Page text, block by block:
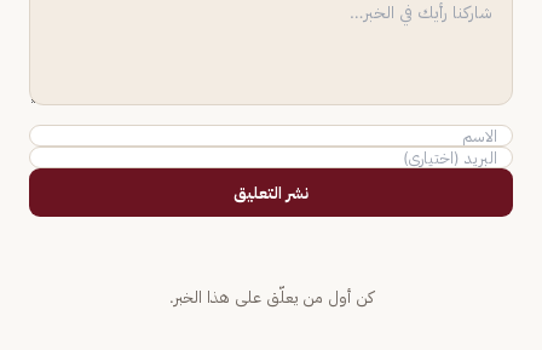
نشر التعليق
كن أول من يعلّق على هذا الخبر.